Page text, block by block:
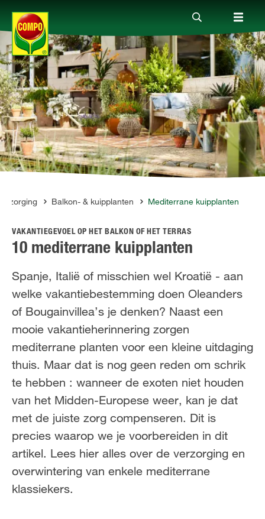
Producten
Advies
Thema's
Tot je dienst
Onderneming
FR NL
Balkon- & kuipplanten Mediterrane kuipplanten
VAKANTIEGEVOEL OP HET BALKON OF HET TERRAS
10 mediterrane kuipplanten
Spanje, Italië of misschien wel Kroatië - aan
welke vakantiebestemming doen Oleanders
of Bougainvillea’s je denken? Naast een
mooie vakantieherinnering zorgen
mediterrane planten voor een kleine uitdaging
thuis. Maar dat is nog geen reden om schrik
te hebben : wanneer de exoten niet houden
van het Midden-Europese weer, kan je dat
met de juiste zorg compenseren. Dit is
precies waarop we je voorbereiden in dit
artikel. Lees hier alles over de verzorging en
overwintering van enkele mediterrane
klassiekers.